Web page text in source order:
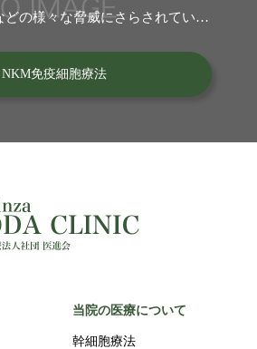
どの様々な脅威にさらされていま
NKM免疫細胞療法
当院の医療について
幹細胞療法